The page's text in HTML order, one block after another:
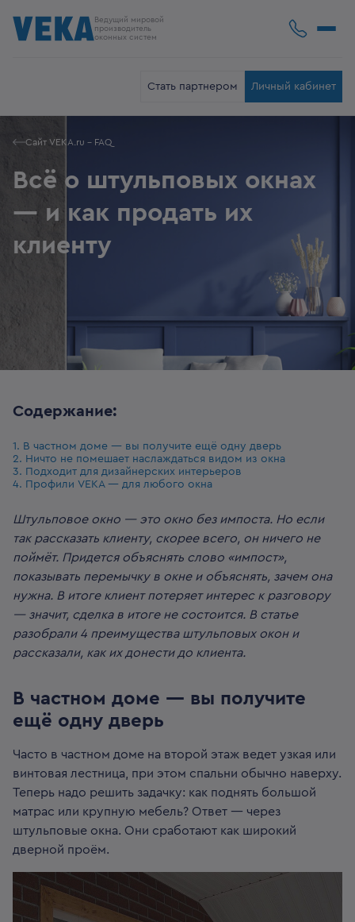
Ведущий мировой
производитель
оконных систем
Стать партнером Личный кабинет
Сайт VEKA.ru - FAQ
Всё о штульповых окнах
— и как продать их
клиенту
Содержание:
1. В частном доме — вы получите ещё одну дверь
2. Ничто не помешает наслаждаться видом из окна
3. Подходит для дизайнерских интерьеров
4. Профили VEKA — для любого окна
Штульповое окно — это окно без импоста. Но если
так рассказать клиенту, скорее всего, он ничего не
поймёт. Придется объяснять слово «импост»,
показывать перемычку в окне и объяснять, зачем она
нужна. В итоге клиент потеряет интерес к разговору
— значит, сделка в итоге не состоится. В статье
разобрали 4 преимущества штульповых окон и
рассказали, как их донести до клиента.
В частном доме — вы получите
ещё одну дверь
Часто в частном доме на второй этаж ведет узкая или
винтовая лестница, при этом спальни обычно наверху.
Теперь надо решить задачку: как поднять большой
матрас или крупную мебель? Ответ — через
штульповые окна. Они сработают как широкий
дверной проём.